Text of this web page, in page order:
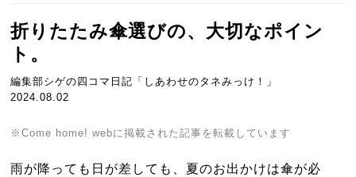
折りたたみ傘選びの、大切なポイン
ト。
編集部シゲの四コマ日記「しあわせのタネみっけ！」
2024.08.02
※Come home! webに掲載された記事を転載しています
雨が降っても日が差しても、夏のお出かけは傘が必